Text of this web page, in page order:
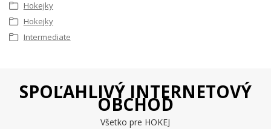
Hokejky
Hokejky
Intermediate
SPOĽAHLIVÝ INTERNETOVÝ
OBCHOD
Všetko pre HOKEJ